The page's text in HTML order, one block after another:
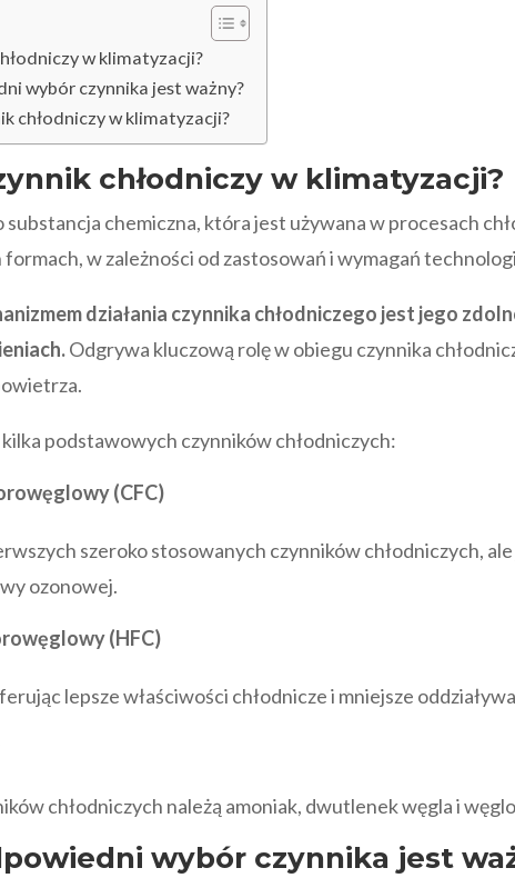
w klimatyzacji?
wybór czynnika jest ważny?
chłodniczy w klimatyzacji?
chłodniczy w klimatyzacji?
substancja chemiczna, która jest używana w procesach
w zależności od zastosowań i wymagań
działania czynnika chłodniczego jest jego
Odgrywa kluczową rolę w obiegu czynnika
podstawowych czynników chłodniczych:
(CFC)
szeroko stosowanych czynników chłodniczych,
ozonowej.
(HFC)
lepsze właściwości chłodnicze i mniejsze
chłodniczych należą amoniak, dwutlenek węgla i
wybór czynnika jest